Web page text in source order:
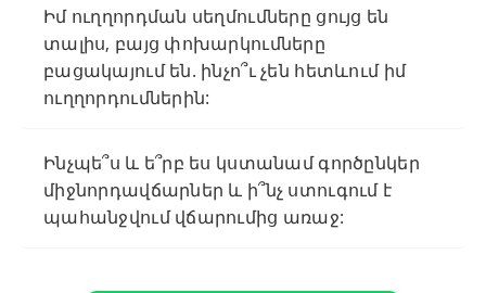
Իմ ուղղորդման սեղմումները ցույց են
տալիս, բայց փոխարկումները
բացակայում են. ինչո՞ւ չեն հետևում իմ
ուղղորդումներին:
Ինչպե՞ս և ե՞րբ ես կստանամ գործընկեր
միջնորդավճարներ և ի՞նչ ստուգում է
պահանջվում վճարումից առաջ: